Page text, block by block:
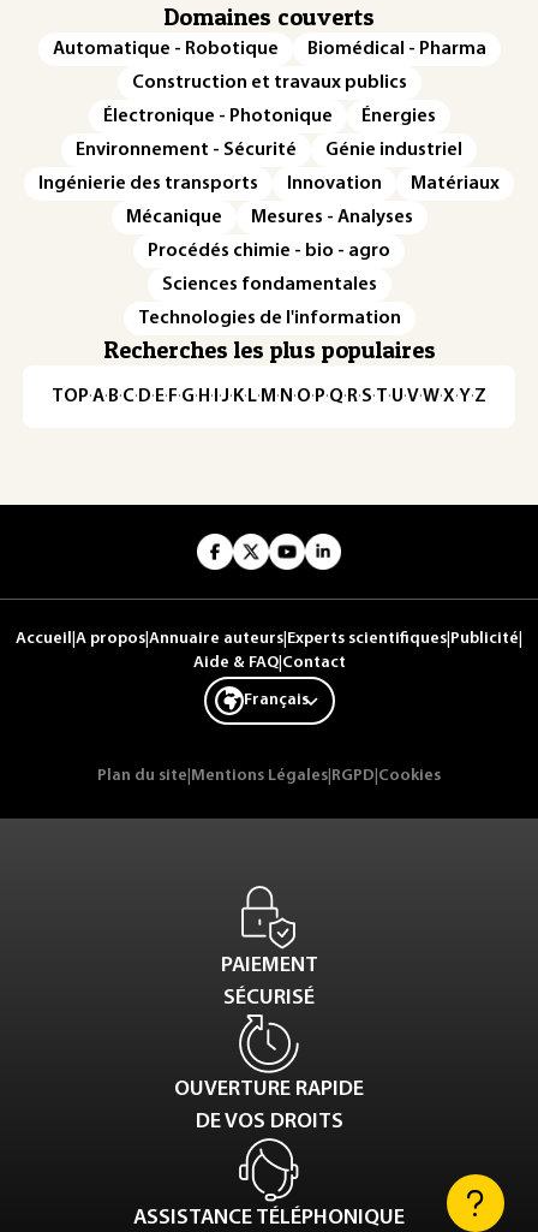
Domaines couverts
Automatique - Robotique
Biomédical - Pharma
Construction et travaux publics
Électronique - Photonique
Énergies
Environnement - Sécurité
Génie industriel
Ingénierie des transports
Innovation
Matériaux
Mécanique
Mesures - Analyses
Procédés chimie - bio - agro
Sciences fondamentales
Technologies de l'information
Recherches les plus populaires
TOP·A·B·C· D· E· F·G· H · ·J· K· L· M · N ·O· P·Q· R·S·T·U·V·W·X·Y·Z
Accueil A propos Annuaire auteurs Experts scientifiques Publicité
Aide & FAQ| Contact
Français
Plan du site Mentions Légales RGPD Cookies
PAIEMENT
SÉCURISÉ
OUVERTURE RAPIDE
DE VOS DROITS
ASSISTANCE TÉLÉPHONIQUE